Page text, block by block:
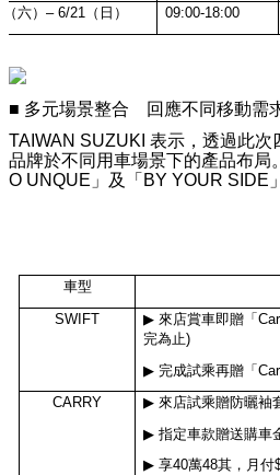
（六）– 6/21 （日） 09:00-18:00
■ 多元場景整合 回應不同移動需
TAIWAN SUZUKI 表示，透過此次
品牌於不同用車場景下的產品布
O UNQUE 」及「 BY YOUR SIDE
車型
SWIFT
▶ 來店賞車即贈「
完為止)
▶完成試乘再贈「
CARRY
▶ 來店試乘贈防曬袖
▶指定車款贈送購車
▶享40萬48其，月付